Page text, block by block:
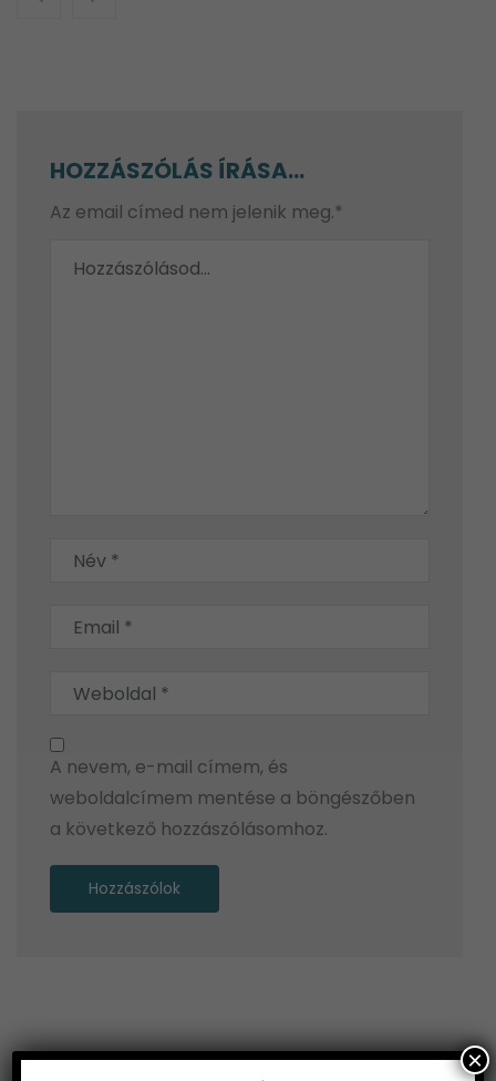
HOZZÁSZÓLÁS ÍRÁSA...
Az email címed nem jelenik meg.*
A nevem, e-mail címem, és
weboldalcímem mentése a böngészőben
a következő hozzászólásomhoz.
×